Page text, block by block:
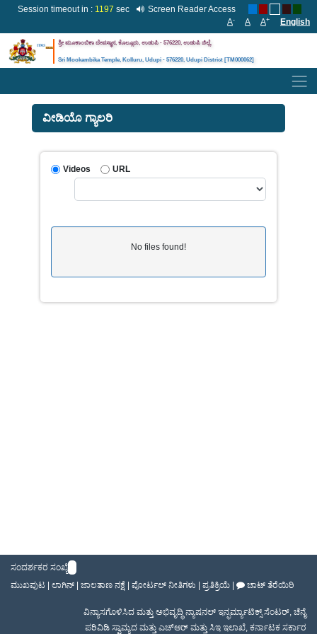
Session timeout in : 1196 sec
Screen Reader Access
A- A A+ English
ಶ್ರೀ ಮೂಕಾಂಬಿಕಾ ದೇವಸ್ಥಾನ, ಕೊಲ್ಲೂರು, ಉಡುಪಿ - 576220, ಉಡುಪಿಜಿಲ್ಲೆ.
Sri Mookambika Temple, Kolluru, Udupi - 576220, Udupi District [TM000062]
ವೀಡಿಯೊ ಗ್ಯಾಲರಿ
Videos URL
No files found!
ಸಂದರ್ಶಕರ ಸಂಖ್ಯೆ
ಮುಖಪುಟ
ಲಾಗಿನ್ ಜಾಲತಾಣ ನಕ್ಷೆ ಪೋರ್ಟಲ್ ನೀತಿಗಳು ಪ್ರತಿಕ್ರಿಯೆ ಚಾಟ್ ತೆರೆಯಿರಿ
ವಿನ್ಯಾಸಗೊಳಿಸಿದ ಮತ್ತು ಅಭಿವೃದ್ಧಿ ನ್ಯಾಷನಲ್ ಇನ್ಫರ್ಮ್ಯಾಟಿಕ್ಸ್ ಸೆಂಟರ್, ಚೆನೈ
ಪರಿವಿಡಿ ಸ್ವಾಮ್ಯದ ಮತ್ತು ಎಚ್ಆರ್ ಮತ್ತು ಸಿಇ ಇಲಾಖೆ, ಕರ್ನಾಟಕ ಸರ್ಕಾರ